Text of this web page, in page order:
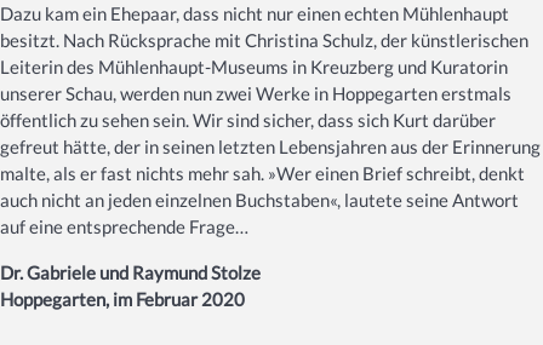
Dazu kam ein Ehepaar, dass nicht nur einen echten Mühlenhaupt
besitzt. Nach Rücksprache mit Christina Schulz, der künstlerischen
Leiterin des Mühlenhaupt-Museums in Kreuzberg und Kuratorin
unserer Schau, werden nun zwei Werke in Hoppegarten erstmals
öffentlich zu sehen sein. Wir sind sicher, dass sich Kurt darüber
gefreut hätte, der in seinen letzten Lebensjahren aus der Erinnerung
malte, als er fast nichts mehr sah. »Wer einen Brief schreibt, denkt
auch nicht an jeden einzelnen Buchstaben«, lautete seine Antwort
auf eine entsprechende Frage…
Dr. Gabriele und Raymund Stolze
Hoppegarten, im Februar 2020